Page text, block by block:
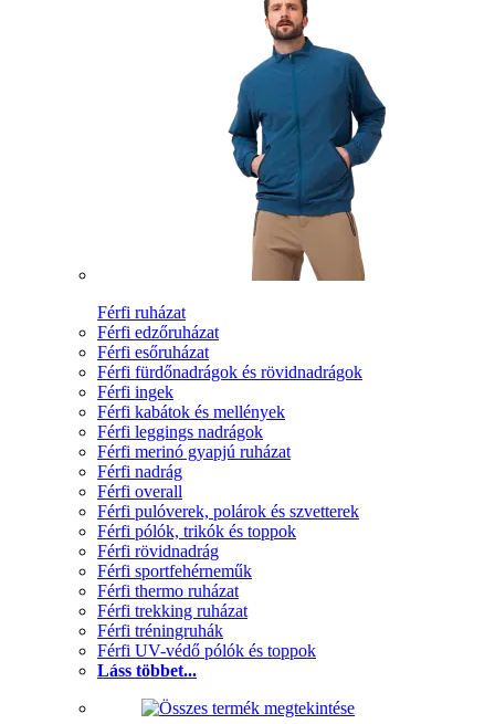
Férfi ruházat
Férfi edzőruházat
Férfi esőruházat
Férfi fürdőnadrágok és rövidnadrágok
Férfi ingek
Férfi kabátok és mellények
Férfi leggings nadrágok
Férfi merinó gyapjú ruházat
Férfi nadrág
Férfi overall
Férfi pulóverek, polárok és szvetterek
Férfi pólók, trikók és toppok
Férfi rövidnadrág
Férfi sportfehérneműk
Férfi thermo ruházat
Férfi trekking ruházat
Férfi tréningruhák
Férfi UV-védő pólók és toppok
Láss többet...